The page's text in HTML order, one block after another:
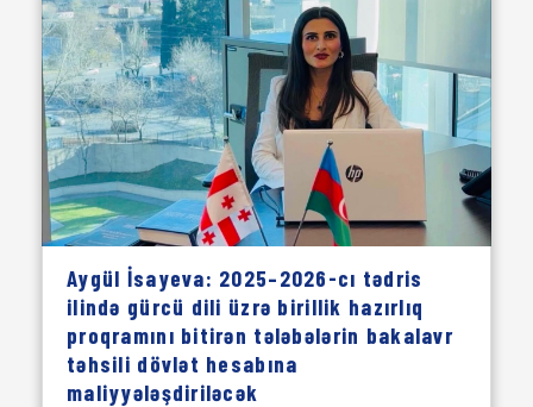
Aygül İsayeva: 2025–2026-cı tədris
ilində gürcü dili üzrə birillik hazırlıq
proqramını bitirən tələbələrin bakalavr
təhsili dövlət hesabına
maliyyələşdiriləcək